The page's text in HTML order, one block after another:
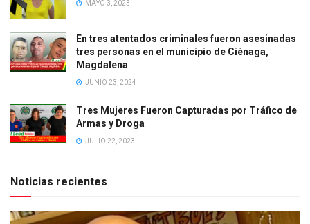
MAYO 3, 2023
En tres atentados criminales fueron asesinadas
tres personas en el municipio de Ciénaga,
Magdalena
JUNIO 23, 2024
Tres Mujeres Fueron Capturadas por Tráfico de
Armas y Droga
JULIO 22, 2023
Noticias recientes